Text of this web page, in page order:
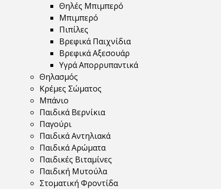
Θηλές Μπιμπερό
Μπιμπερό
Πιπίλες
Βρεφικά Παιχνίδια
Βρεφικά Αξεσουάρ
Υγρά Απορρυπαντικά
Θηλασμός
Κρέμες Σώματος
Μπάνιο
Παιδικά Βερνίκια
Παγούρι
Παιδικά Αντηλιακά
Παιδικά Αρώματα
Παιδικές Βιταμίνες
Παιδική Μυτούλα
Στοματική Φροντίδα